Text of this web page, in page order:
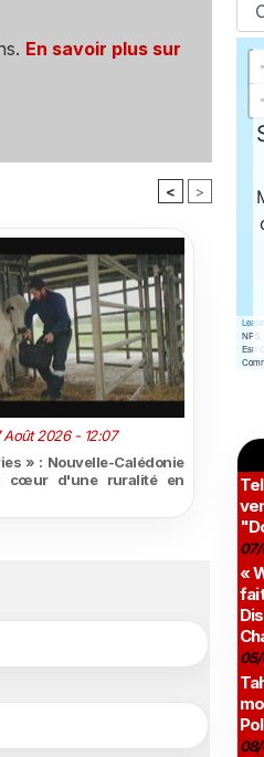
En savoir plus sur
< >
Août 2026 - 12:07
» : Nouvelle-Calédonie
cœur d'une ruralité en
«